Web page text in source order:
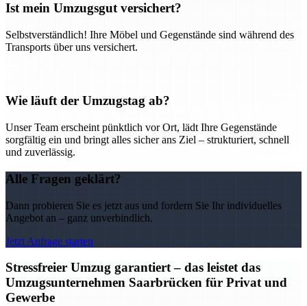
Ist mein Umzugsgut versichert?
Selbstverständlich! Ihre Möbel und Gegenstände sind während des
Transports über uns versichert.
Wie läuft der Umzugstag ab?
Unser Team erscheint pünktlich vor Ort, lädt Ihre Gegenstände
sorgfältig ein und bringt alles sicher ans Ziel – strukturiert, schnell
und zuverlässig.
Alle Fragen geklärt?
Dann probieren Sie es jetzt aus und fordern Sie Ihr individuelles
Angebot an – ganz unverbindlich.
Jetzt Anfrage starten
Stressfreier Umzug garantiert – das leistet das
Umzugsunternehmen Saarbrücken für Privat und
Gewerbe